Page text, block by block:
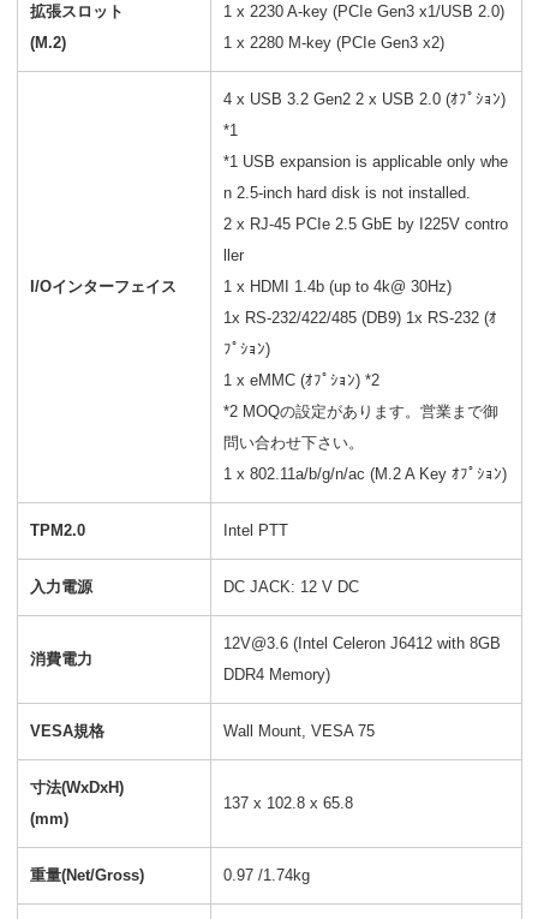
拡張スロット
(M.2)
1 x 2230 A-key (PCIe Gen3 x1/USB 2.0)
1 x 2280 M-key (PCIe Gen3 x2)
I/Oインターフェイス
4 x USB 3.2 Gen2 2 x USB 2.0 (ｵﾌﾟｼｮﾝ)
*1
*1 USB expansion is applicable only whe
n 2.5-inch hard disk is not installed.
2 x RJ-45 PCIe 2.5 GbE by I225V contro
ller
1 x HDMI 1.4b (up to 4k@ 30Hz)
1x RS-232/422/485 (DB9) 1x RS-232 (ｵ
ﾌﾟｼｮﾝ)
1 x eMMC (ｵﾌﾟｼｮﾝ) *2
*2 MOQの設定があります。営業まで御
問い合わせ下さい。
1 x 802.11a/b/g/n/ac (M.2 A Key ｵﾌﾟｼｮﾝ)
TPM2.0 Intel PTT
入力電源 DC JACK: 12 V DC
消費電力
12V@3.6 (Intel Celeron J6412 with 8GB
DDR4 Memory)
VESA規格 Wall Mount, VESA 75
寸法(WxDxH)
(mm)
137 x 102.8 x 65.8
重量(Net/Gross) 0.97 /1.74kg